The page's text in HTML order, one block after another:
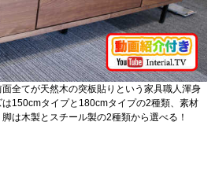
全てが天然木の突板貼りという家具職人渾身
150cmタイプと180cmタイプの2種類、素材
は木製とスチール製の2種類から選べる！